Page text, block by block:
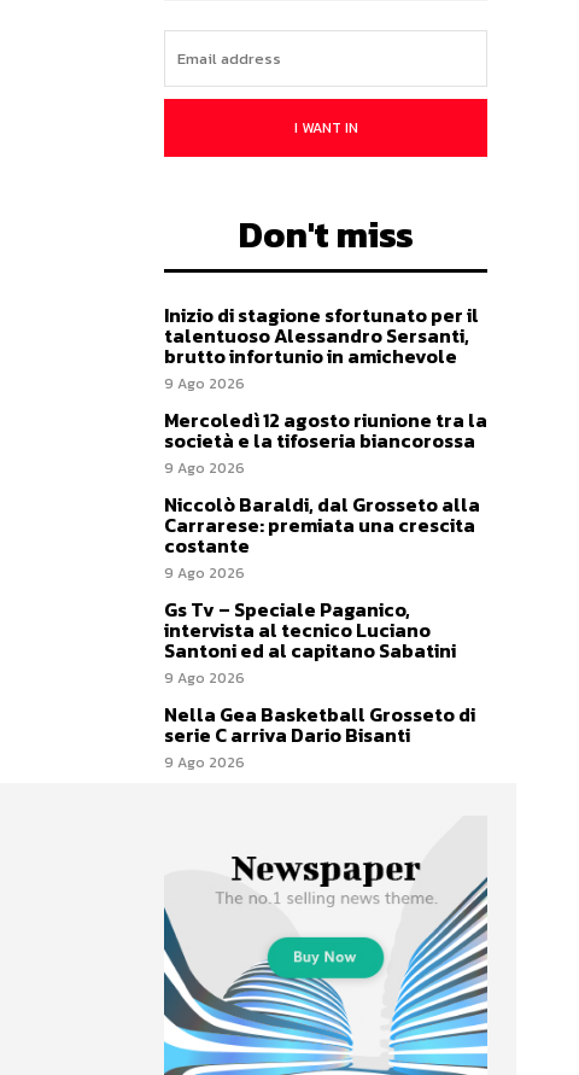
I WANT IN
Don't miss
Inizio di stagione sfortunato per il
talentuoso Alessandro Sersanti,
brutto infortunio in amichevole
9 Ago 2026
Mercoledì 12 agosto riunione tra la
società e la tifoseria biancorossa
9 Ago 2026
Niccolò Baraldi, dal Grosseto alla
Carrarese: premiata una crescita
costante
9 Ago 2026
Gs Tv – Speciale Paganico,
intervista al tecnico Luciano
Santoni ed al capitano Sabatini
9 Ago 2026
Nella Gea Basketball Grosseto di
serie C arriva Dario Bisanti
9 Ago 2026